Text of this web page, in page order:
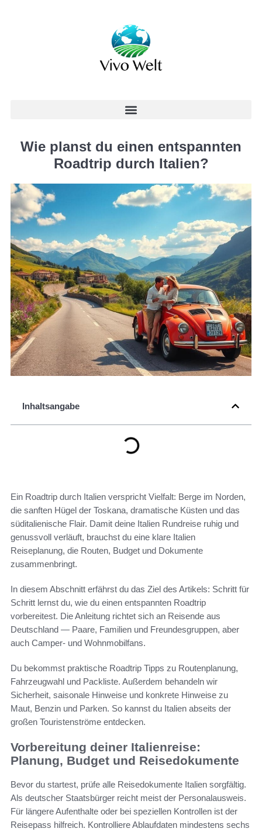
Wie planst du einen entspannten
Roadtrip durch Italien?
Inhaltsangabe
Ein Roadtrip durch Italien verspricht Vielfalt: Berge im Norden,
die sanften Hügel der Toskana, dramatische Küsten und das
süditalienische Flair. Damit deine Italien Rundreise ruhig und
genussvoll verläuft, brauchst du eine klare Italien
Reiseplanung, die Routen, Budget und Dokumente
zusammenbringt.
In diesem Abschnitt erfährst du das Ziel des Artikels: Schritt für
Schritt lernst du, wie du einen entspannten Roadtrip
vorbereitest. Die Anleitung richtet sich an Reisende aus
Deutschland — Paare, Familien und Freundesgruppen, aber
auch Camper- und Wohnmobilfans.
Du bekommst praktische Roadtrip Tipps zu Routenplanung,
Fahrzeugwahl und Packliste. Außerdem behandeln wir
Sicherheit, saisonale Hinweise und konkrete Hinweise zu
Maut, Benzin und Parken. So kannst du Italien abseits der
großen Touristenströme entdecken.
Vorbereitung deiner Italienreise:
Planung, Budget und Reisedokumente
Bevor du startest, prüfe alle Reisedokumente Italien sorgfältig.
Als deutscher Staatsbürger reicht meist der Personalausweis.
Für längere Aufenthalte oder bei speziellen Kontrollen ist der
Reisepass hilfreich. Kontrolliere Ablaufdaten mindestens sechs